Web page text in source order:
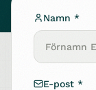
Namn *
E-post *